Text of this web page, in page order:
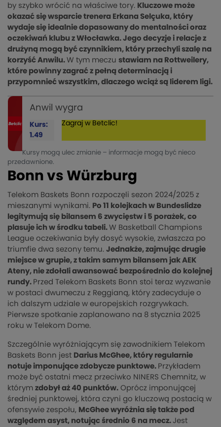
by szybko wrócić na właściwe tory. Kluczowe może
okazać się wsparcie trenera Erkana Selçuka, który
wydaje się idealnie dopasowany do mentalności oraz
oczekiwań klubu z Włocławka. Jego decyzje i relacje z
drużyną mogą być czynnikiem, który przechyli szalę na
korzyść Anwilu. W tym meczu stawiam na Rottweilery,
które powinny zagrać z pełną determinacją i
przypomnieć wszystkim, dlaczego wciąż są liderem ligi.
Anwil wygra
Kurs:
1.49
Zagraj w Betclic!
Kursy mogą ulec zmianie – informacje mogą być nieco
przedawnione.
Bonn vs Würzburg
Telekom Baskets Bonn rozpoczęli sezon 2024/2025 z
mieszanymi wynikami. Po 11 kolejkach w Bundeslidze
legitymują się bilansem 6 zwycięstw i 5 porażek, co
plasuje ich w środku tabeli. W Basketball Champions
League oczekiwania były dosyć wysokie, zwłaszcza po
triumfie dwa sezony temu. Jednakże, zajmując drugie
miejsce w grupie, z takim samym bilansem jak AEK
Ateny, nie zdołali awansować bezpośrednio do kolejnej
rundy. Przed Telekom Baskets Bonn stoi teraz wyzwanie
w postaci dwumeczu z Reggianą, który zadecyduje o
ich dalszym udziale w europejskich rozgrywkach.
Pierwsze spotkanie zaplanowano na 8 stycznia 2025
roku w Telekom Dome.
Szczególnie wyróżniającym się zawodnikiem Telekom
Baskets Bonn jest Darius McGhee, który regularnie
notuje imponujące zdobycze punktowe. Przykładem
może być ostatni mecz przeciwko NINERS Chemnitz, w
którym zdobył aż 40 punktów. Oprócz imponującej
średniej punktowej, która czyni go kluczową postacią w
ofensywie zespołu, McGhee wyróżnia się także pod
względem asyst, notując średnio 6 na mecz. Jest